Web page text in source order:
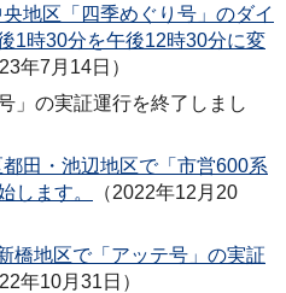
地区「四季めぐり号」のダイ
1時30分を午後12時30分に変
年7月14日）
」の実証運行を終了しまし
田・池辺地区で「市営600系
します。
（2022年12月20
橋地区で「アッテ号」の実証
年10月31日）